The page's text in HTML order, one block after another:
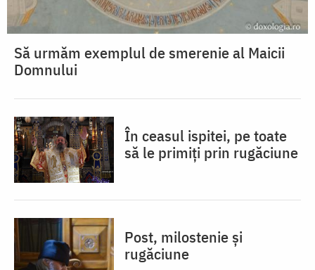
Să urmăm exemplul de smerenie al Maicii
Domnului
În ceasul ispitei, pe toate
să le primiți prin rugăciune
Post, milostenie și
rugăciune